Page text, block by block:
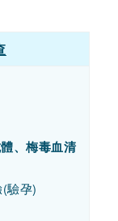
、梅毒血清
驗孕)